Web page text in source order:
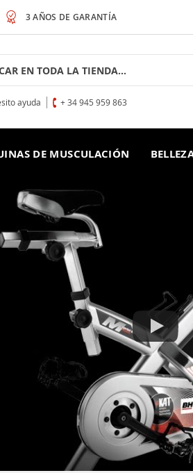
3 AÑOS DE GARANTÍA
ayuda + 34 945 959 863
DE MUSCULACIÓN